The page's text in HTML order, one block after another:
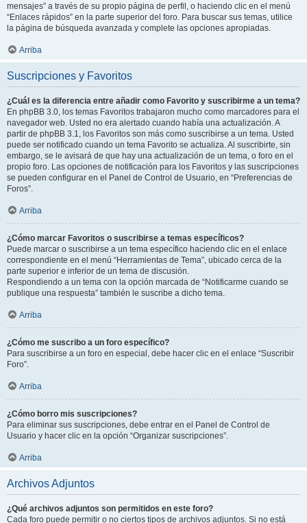
mensajes” a través de su propio página de perfil, o haciendo clic en el menú
“Enlaces rápidos” en la parte superior del foro. Para buscar sus temas, utilice
la página de búsqueda avanzada y complete las opciones apropiadas.
Arriba
Suscripciones y Favoritos
¿Cuál es la diferencia entre añadir como Favorito y suscribirme a un tema?
En phpBB 3.0, los temas Favoritos trabajaron mucho como marcadores para el
navegador web. Usted no era alertado cuando había una actualización. A
partir de phpBB 3.1, los Favoritos son más como suscribirse a un tema. Usted
puede ser notificado cuando un tema Favorito se actualiza. Al suscribirte, sin
embargo, se le avisará de que hay una actualización de un tema, o foro en el
propio foro. Las opciones de notificación para los Favoritos y las suscripciones
se pueden configurar en el Panel de Control de Usuario, en “Preferencias de
Foros”.
Arriba
¿Cómo marcar Favoritos o suscribirse a temas específicos?
Puede marcar o suscribirse a un tema específico haciendo clic en el enlace
correspondiente en el menú “Herramientas de Tema”, ubicado cerca de la
parte superior e inferior de un tema de discusión.
Respondiendo a un tema con la opción marcada de “Notificarme cuando se
publique una respuesta” también le suscribe a dicho tema.
Arriba
¿Cómo me suscribo a un foro específico?
Para suscribirse a un foro en especial, debe hacer clic en el enlace “Suscribir
Foro”.
Arriba
¿Cómo borro mis suscripciones?
Para eliminar sus suscripciones, debe entrar en el Panel de Control de
Usuario y hacer clic en la opción “Organizar suscripciones”.
Arriba
Archivos Adjuntos
¿Qué archivos adjuntos son permitidos en este foro?
Cada foro puede permitir o no ciertos tipos de archivos adjuntos. Si no está